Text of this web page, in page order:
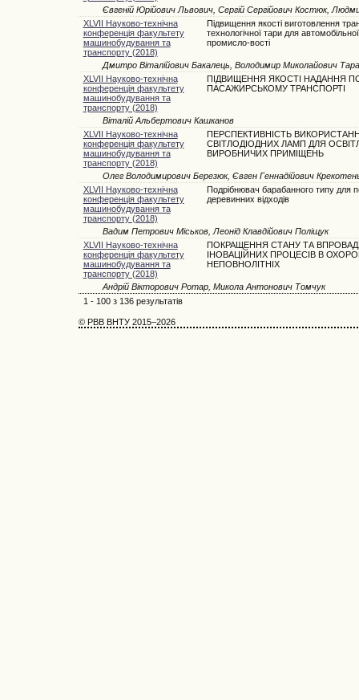
Євгеній Юрійович Львович, Сергій Сергійович Костюк,
XLVII Науково-технічна
конференція факультету
машинобудування та
транспорту (2018)
Підвищення якості виготовлення
технологічної тари для автомобільної
промисло-вості
Дмитро Віталійович Бакалець, Володимир Миколайович
XLVII Науково-технічна
конференція факультету
машинобудування та
транспорту (2018)
ПІДВИЩЕННЯ ЯКОСТІ НАДАННЯ
ПАСАЖИРСЬКОМУ ТРАНСПОРТІ
Віталій Альбертович Кашканов
XLVII Науково-технічна
конференція факультету
машинобудування та
транспорту (2018)
ПЕРСПЕКТИВНІСТЬ
СВІТЛОДІОДНИХ ЛАМП ДЛЯ
ВИРОБНИЧИХ ПРИМІЩЕНЬ
Олег Володимирович Березюк, Євген Геннадійович
XLVII Науково-технічна
конференція факультету
машинобудування та
транспорту (2018)
Подрібнювач барабанного типу для
деревинних відходів
Вадим Петрович Міськов, Леонід Клавдійович Поліщук
XLVII Науково-технічна
конференція факультету
машинобудування та
транспорту (2018)
ПОКРАЩЕННЯ СТАНУ ТА
ІНОВАЦІЙНИХ ПРОЦЕСІВ В
НЕПОВНОЛІТНІХ
Андрій Вікторович Ротар, Микола Антонович Томчук
1 - 100 з 136 результатів
© РВВ ВНТУ 2015–2026